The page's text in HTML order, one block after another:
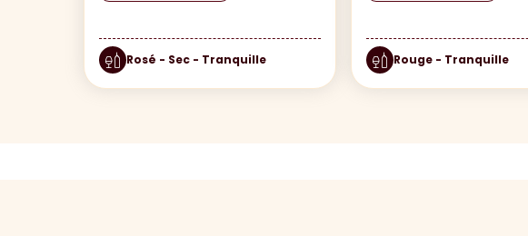
Rosé - Sec - Tranquille Rouge - Tranquille